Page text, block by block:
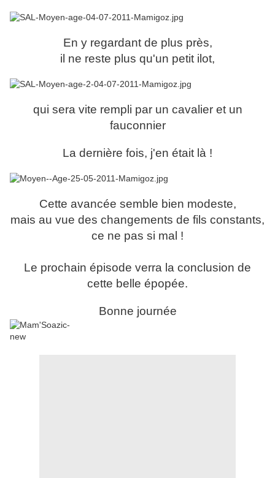
En y regardant de plus près,
il ne reste plus qu'un petit ilot,
qui sera vite rempli par un cavalier et un
fauconnier
La dernière fois, j'en était là !
Cette avancée semble bien modeste,
mais au vue des changements de fils constants,
ce ne pas si mal !
Le prochain épisode verra la conclusion de
cette belle épopée.
Bonne journée